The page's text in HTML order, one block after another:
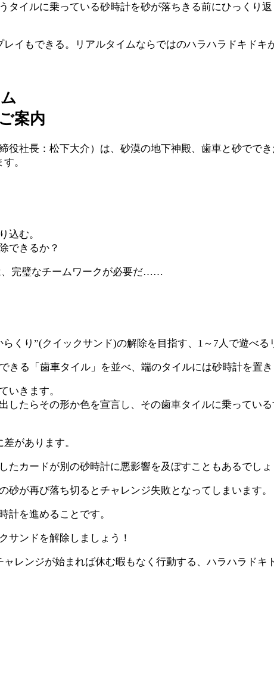
タイルに乗っている砂時計を砂が落ちきる前にひっくり
イもできる。リアルタイムならではのハラハラドキドキ
案内
役社長：松下大介）は、砂漠の地下神殿、歯車と砂でで
。
込む。
できるか？
、完璧なチームワークが必要だ……
くり”(クイックサンド)の解除を目指す、1～7人で遊べる
る「歯車タイル」を並べ、端のタイルには砂時計を置き
いきます。
したらその形か色を宣言し、その歯車タイルに乗ってい
があります。
カードが別の砂時計に悪影響を及ぼすこともあるでしょ
が再び落ち切るとチャレンジ失敗となってしまいます。
計を進めることです。
サンドを解除しましょう！
レンジが始まれば休む暇もなく行動する、ハラハラドキ